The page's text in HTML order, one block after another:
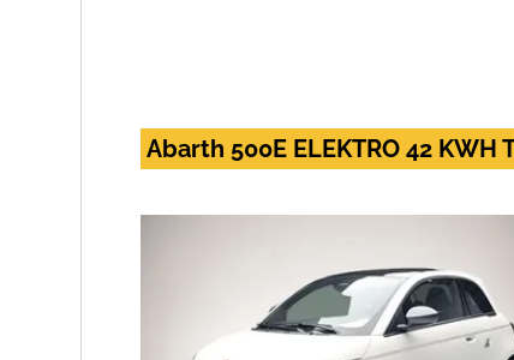
Abarth 500E ELEKTRO 42 KWH